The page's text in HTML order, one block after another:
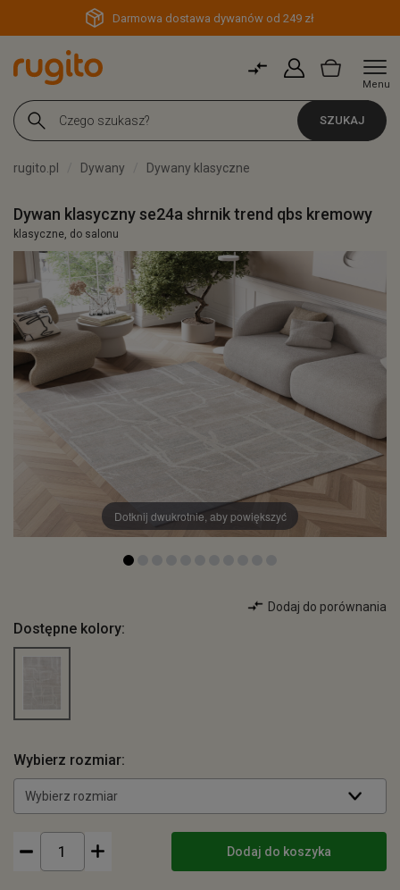
Darmowa dostawa dywanów od 249 zł
Menu
SZUKAJ
rugito.pl Dywany Dywany klasyczne
Dywan klasyczny se24a shrnik trend qbs kremowy
klasyczne, do salonu
Dotknij dwukrotnie, aby powiększyć
Dodaj do porównania
Dostępne kolory:
Wybierz rozmiar:
Wybierz rozmiar
Dodaj do koszyka